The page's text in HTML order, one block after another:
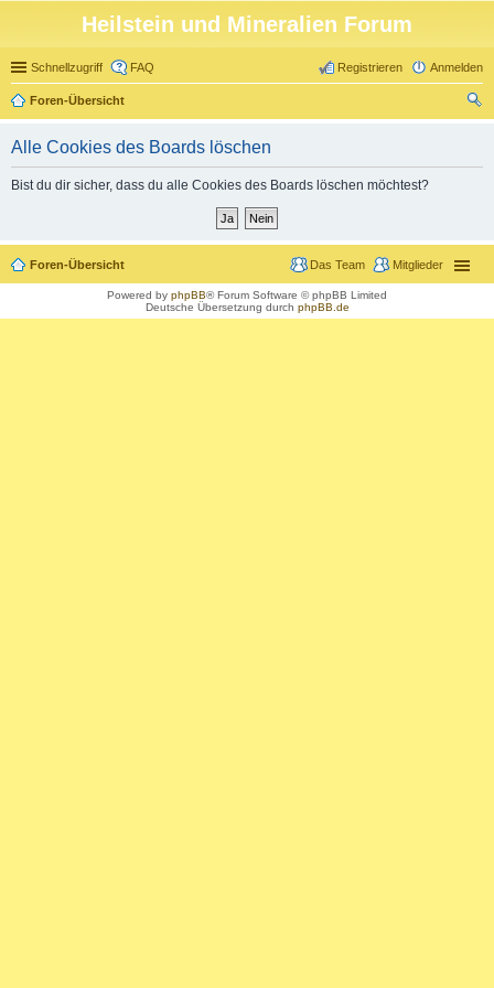
Heilstein und Mineralien Forum
Schnellzugriff FAQ Anmelden
Registrieren
Foren-Übersicht
Alle Cookies des Boards löschen
Bist du dir sicher, dass du alle Cookies des Boards löschen möchtest?
Foren-Übersicht Mitglieder
Das Team
Powered by phpBB® Forum Software © phpBB Limited
Deutsche Übersetzung durch phpBB.de